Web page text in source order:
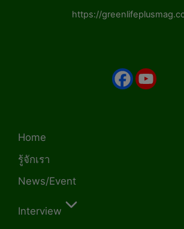
https://
Home
รู้จักเรา
News/Event
Interview